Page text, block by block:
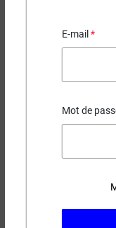
E-mail
Mot de